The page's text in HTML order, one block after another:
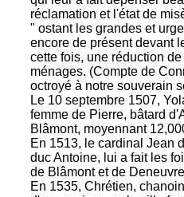
réclamation et l'état de
" ostant les grandes et
encore de présent devant
cette fois, une réduction
ménages. (Compte de
octroyé à notre souverain
Le 10 septembre 1507,
femme de Pierre, bâtard
Blâmont, moyennant
En 1513, le cardinal Jean
duc Antoine, lui a fait les
de Blâmont et de
En 1535, Chrétien,